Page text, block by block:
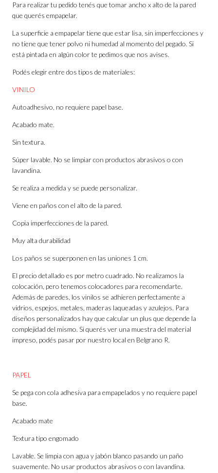
Para realizar tu pedido tenés que tomar ancho x alto de la pared
que querés empapelar.
La superficie a empapelar tiene que estar lisa, sin imperfecciones y
no tiene que tener polvo ni humedad al momento del pegado. Si
está pintada en algún color te pedimos que nos avises.
Podés elegir entre dos tipos de materiales:
VINILO
Autoadhesivo, no requiere papel base.
Acabado mate.
Sin textura.
Súper lavable. No se limpiar con productos abrasivos o con
lavandina.
Se realiza a medida y se puede personalizar.
Viene en paños con el alto de la pared.
Copia imperfecciones de la pared.
Muy alta durabilidad
Los paños se superponen en las uniones 1 cm.
El precio detallado es por metro cuadrado. No realizamos la
colocación, pero tenemos colocadores para recomendarte.
Además de paredes, los vinilos se adhieren perfectamente a
vidrios, espejos, metales, maderas laqueadas y azulejos. Para
diseños personalizados hay que calcular un plus que depende la
complejidad del mismo. Si querés ver una muestra del material
impreso, podés pasar por nuestro local en Belgrano R.
PAPEL
Se pega con cola adhesiva para empapelados y no requiere papel
base.
Acabado mate
Textura tipo engomado
Lavable. Se limpia con agua y jabón blanco pasando un paño
suavemente. No usar productos abrasivos o con lavandina.